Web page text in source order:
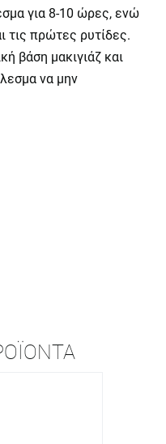
για 8-10 ώρες, ενώ
τις πρώτες ρυτίδες.
βάση μακιγιάζ και
να μην